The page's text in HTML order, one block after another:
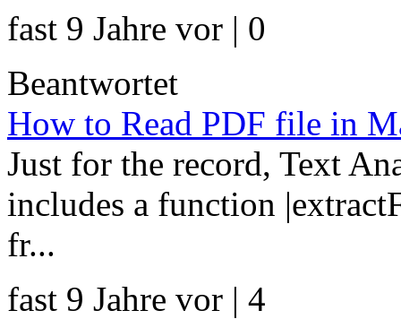
fast 9 Jahre vor | 0
Beantwortet
How to Read PDF file in
Just for the record, Text
includes a function
fr...
fast 9 Jahre vor | 4